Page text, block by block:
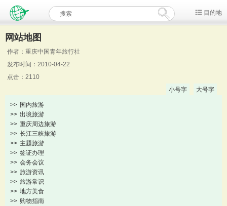
目的地
网站地图
作者：重庆中国青年旅行社
发布时间：2010-04-22
点击：2110
小号字
大号字
>> 国内旅游
>> 出境旅游
>> 重庆周边旅游
>> 长江三峡旅游
>> 主题旅游
>> 签证办理
>> 会务会议
>> 旅游资讯
>> 旅游常识
>> 地方美食
>> 购物指南